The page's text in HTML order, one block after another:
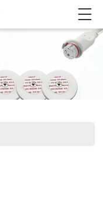
Προϊόντα